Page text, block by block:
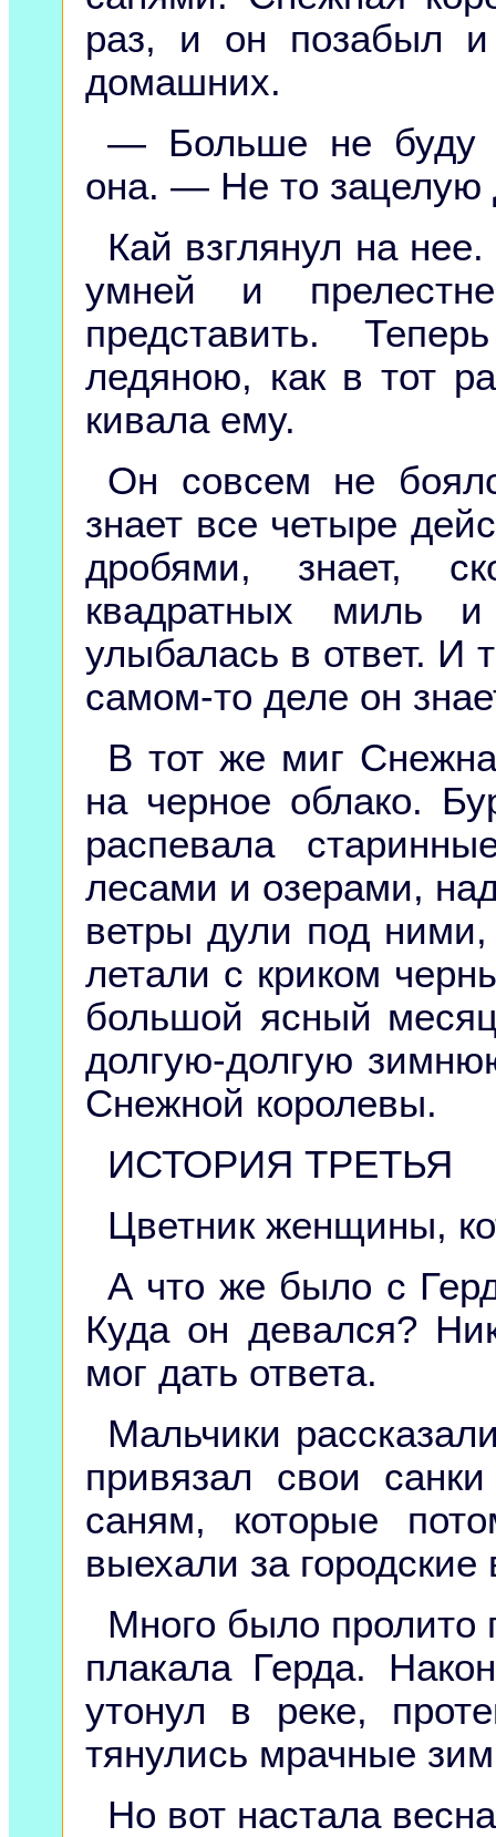
раз, и он позабыл
домашних.
— Больше не буду
она. — Не то зацелую
Кай взглянул на
умней и
представить.
ледяною, как в тот
кивала ему.
Он совсем не
знает все четыре
дробями, знает,
квадратных миль
улыбалась в ответ. И
самом-то деле он
В тот же миг
на черное облако.
распевала
лесами и озерами,
ветры дули под ними,
летали с криком
большой ясный
долгую-долгую
Снежной королевы.
ИСТОРИЯ ТРЕТЬЯ
Цветник женщины,
А что же было с
Куда он девался?
мог дать ответа.
Мальчики
привязал свои
саням, которые
выехали за городские
Много было пролито
плакала Герда.
утонул в реке,
тянулись мрачные
Но вот настала